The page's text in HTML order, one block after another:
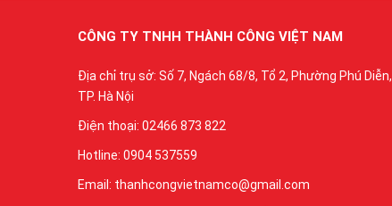
CÔNG TY TNHH THÀNH CÔNG VIỆT NAM
Địa chỉ trụ sở: Số 7, Ngách 68/8, Tổ 2, Phường Phú Diễn,
TP. Hà Nội
Điện thoại: 02466 873 822
Hotline: 0904 537559
Email: thanhcongvietnamco@gmail.com